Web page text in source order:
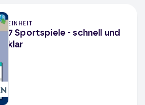
EINHEIT
7 Sportspiele - schnell und
klar